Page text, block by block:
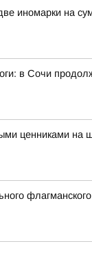
иномарки на
в Сочи
ценниками на